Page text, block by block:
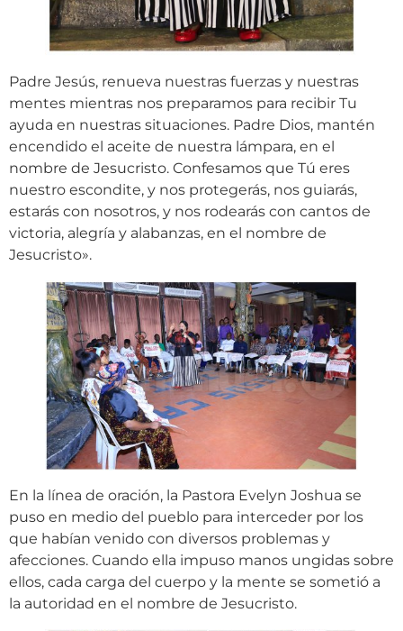
Padre Jesús, renueva nuestras fuerzas y nuestras
mentes mientras nos preparamos para recibir Tu
ayuda en nuestras situaciones. Padre Dios, mantén
encendido el aceite de nuestra lámpara, en el
nombre de Jesucristo. Confesamos que Tú eres
nuestro escondite, y nos protegerás, nos guiarás,
estarás con nosotros, y nos rodearás con cantos de
victoria, alegría y alabanzas, en el nombre de
Jesucristo».
En la línea de oración, la Pastora Evelyn Joshua se
puso en medio del pueblo para interceder por los
que habían venido con diversos problemas y
afecciones. Cuando ella impuso manos ungidas sobre
ellos, cada carga del cuerpo y la mente se sometió a
la autoridad en el nombre de Jesucristo.